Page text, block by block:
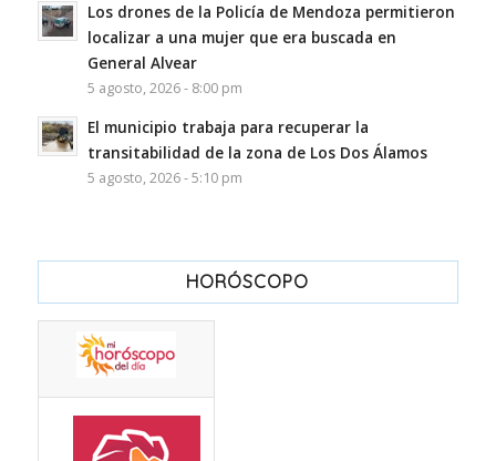
Los drones de la Policía de Mendoza permitieron
localizar a una mujer que era buscada en
General Alvear
5 agosto, 2026 - 8:00 pm
El municipio trabaja para recuperar la
transitabilidad de la zona de Los Dos Álamos
5 agosto, 2026 - 5:10 pm
HORÓSCOPO